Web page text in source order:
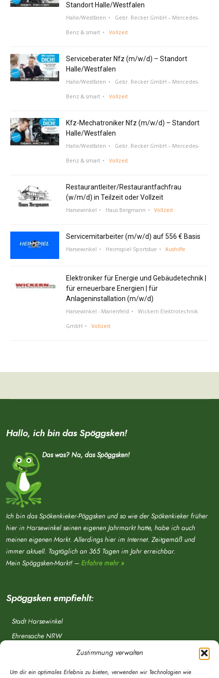
Zustimmung verwalten
Um dir ein optimales Erlebnis zu bieten, verwenden wir Technologien wie
Standort Halle/Westfalen
Halle/Westfalen Gebr. Recker GmbH – Mercedes-
Benz & smart Vollzeit
Serviceberater Nfz (m/w/d) – Standort
Halle/Westfalen
Halle/Westfalen Gebr. Recker GmbH – Mercedes-
Benz & smart Vollzeit
Kfz-Mechatroniker Nfz (m/w/d) – Standort
Halle/Westfalen
Halle/Westfalen Gebr. Recker GmbH – Mercedes-
Benz & smart Vollzeit
Restaurantleiter/Restaurantfachfrau
(w/m/d) in Teilzeit oder Vollzeit
Harsewinkel Haus Bergmann Vollzeit
Servicemitarbeiter (m/w/d) auf 556 € Basis
Harsewinkel Heimspiel Sportsbar Aushilfe
Elektroniker für Energie und Gebäudetechnik |
für erneuerbare Energien | für
Anlageninstallation (m/w/d)
Harsewinkel - Marienfeld Wickern Elektrotechnik
GmbH Vollzeit
Hallo, ich bin das Spöggsken!
Das was? Na, das Spöggsken!
Ich bin das Spökenkieker-Pöggsken und so wie der Spökenkieker früher
hier in Harsewinkel seinen eigenen Jahrmarkt hatte, habe ich auch
meinen eigenen Markt. Allerdings hier im Internet. Zeitgemäß und
immer aktuell. Tagtäglich an 365 Tagen im Jahr erreichbar.
Mein Spöggsken-Markt! – Erfahre mehr »
Spöggsken empfiehlt:
Stadt Harsewinkel
Ehrensache NRW